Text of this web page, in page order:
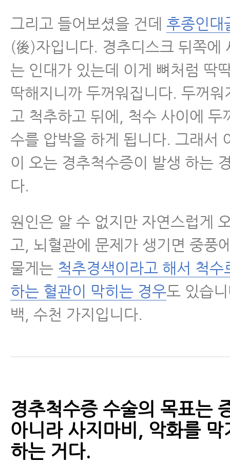
그리고 들어보셨을 건데 후종인대
(後)자입니다. 경추디스크 뒤쪽에
는 인대가 있는데 이게 뼈처럼 딱
딱해지니까 두꺼워집니다. 두꺼워
고 척추하고 뒤에, 척수 사이에 두
수를 압박을 하게 됩니다. 그래서
이 오는 경추척수증이 발생 하는
다.
원인은 알 수 없지만 자연스럽게
고, 뇌혈관에 문제가 생기면 중풍
물게는 척추경색이라고 해서 척수
하는 혈관이 막히는 경우도 있습
백, 수천 가지입니다.
경추척수증 수술의 목표는
아니라 사지마비, 악화를 막
하는 거다.